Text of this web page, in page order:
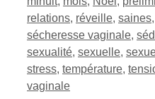
relations, réveille, saines,
sécheresse vaginale,
sexualité, sexuelle,
stress, température,
vaginale